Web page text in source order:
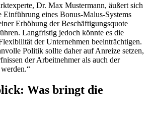
Dr. Max Mustermann, äußert sich
Einführung eines Bonus-Malus-Systems
Erhöhung der Beschäftigungsquote
Langfristig jedoch könnte es die
der Unternehmen beeinträchtigen.
Politik sollte daher auf Anreize setzen,
der Arbeitnehmer als auch der
Was bringt die